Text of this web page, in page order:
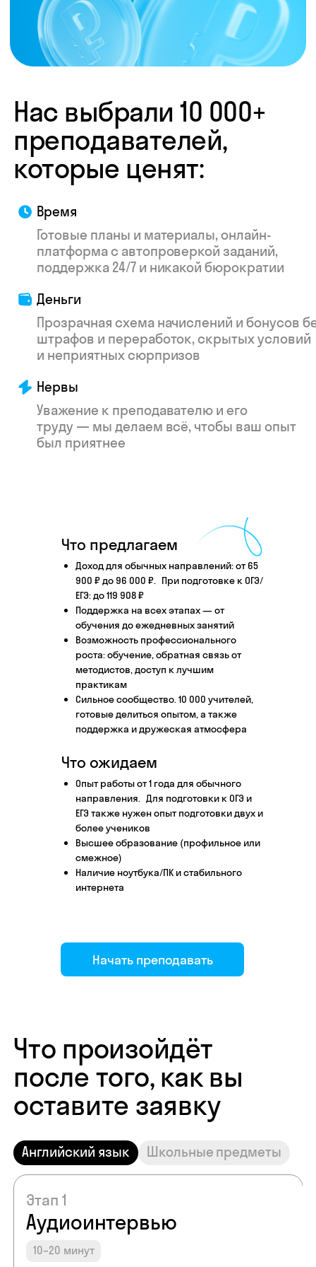
был приятнее
Что предлагаем
Начать преподавать
Что ожидаем
Доход для обычных направлений: от 65
900 ₽ до 96 000 ₽. При подготовке к ОГЭ/
ЕГЭ: до 119 908 ₽
Поддержка на всех этапах — от
обучения до ежедневных занятий
Возможность профессионального
роста: обучение, обратная связь от
методистов, доступ к лучшим
практикам
Сильное сообщество. 10 000 учителей,
готовые делиться опытом, а также
поддержка и дружеская атмосфера
Опыт работы от 1 года для обычного
направления. Для подготовки к ОГЭ и
ЕГЭ также нужен опыт подготовки двух и
более учеников
Высшее образование (профильное или
смежное)
Наличие ноутбука/ПК и стабильного
интернета
после того, как вы
оставите заявку
Английский язык Школьные предметы
Аудиоинтервью
10–20 минут
Отвечаете по-английски на 4 вопроса
о вашем образовании и опыте
Начать преподавать